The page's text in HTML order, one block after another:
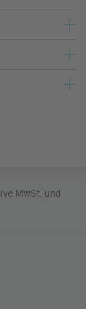
MwSt. und